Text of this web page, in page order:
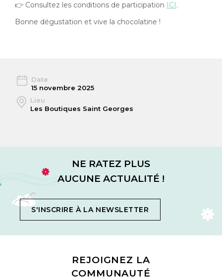
👉 Consultez les conditions de participation ICI.
Bonne dégustation et vive la chocolatine !
Date
15 novembre 2025
Lieu
Les Boutiques Saint Georges
NE RATEZ PLUS
AUCUNE ACTUALITÉ !
S'INSCRIRE À LA NEWSLETTER
REJOIGNEZ LA
COMMUNAUTÉ